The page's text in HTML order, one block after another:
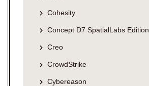
Cohesity
Concept D7 SpatialLabs Edition
Creo
CrowdStrike
Cybereason